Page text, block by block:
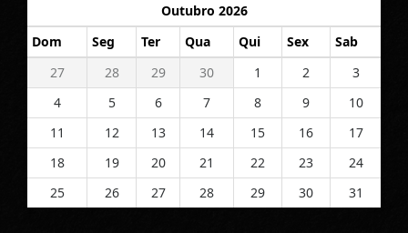
Outubro 2026
Dom
Seg Ter Qua Qui Sex
Sab
27
28 29 30 1 2
3
4
5 6 7 8 9
10
11
12 13 14 15 16
17
18
19 20 21 22 23
24
25
26 27 28 29 30 31